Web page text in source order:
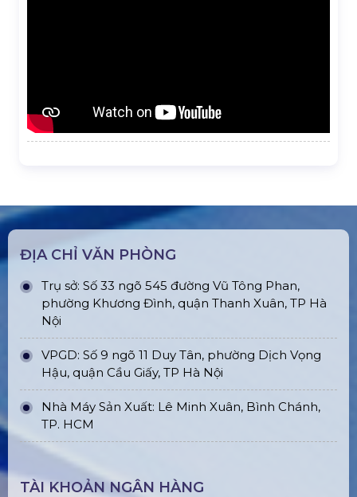
ĐỊA CHỈ VĂN PHÒNG
Trụ sở: Số 33 ngõ 545 đường Vũ Tông Phan,
phường Khương Đình, quận Thanh Xuân, TP Hà
Nội
VPGD: Số 9 ngõ 11 Duy Tân, phường Dịch Vọng
Hậu, quận Cầu Giấy, TP Hà Nội
Nhà Máy Sản Xuất: Lê Minh Xuân, Bình Chánh,
TP. HCM
TÀI KHOẢN NGÂN HÀNG